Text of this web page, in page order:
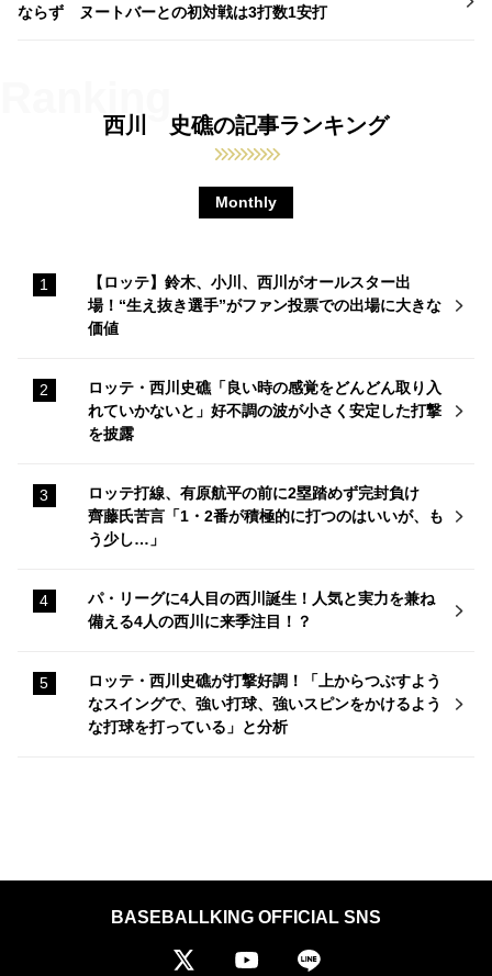
ならず ヌートバーとの初対戦は3打数1安打
西川 史礁の記事ランキング
Monthly
【ロッテ】鈴木、小川、西川がオールスター出
場！“生え抜き選手”がファン投票での出場に大きな
価値
ロッテ・西川史礁「良い時の感覚をどんどん取り入
れていかないと」好不調の波が小さく安定した打撃
を披露
ロッテ打線、有原航平の前に2塁踏めず完封負け
齊藤氏苦言「1・2番が積極的に打つのはいいが、も
う少し…」
パ・リーグに4人目の西川誕生！人気と実力を兼ね
備える4人の西川に来季注目！？
ロッテ・西川史礁が打撃好調！「上からつぶすよう
なスイングで、強い打球、強いスピンをかけるよう
な打球を打っている」と分析
BASEBALLKING OFFICIAL SNS